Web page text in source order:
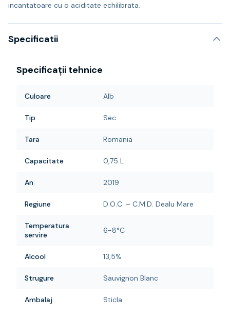
incantatoare cu o aciditate echilibrata.
Specificatii
Specificații tehnice
Culoare Alb
Tip Sec
Tara Romania
Capacitate 0,75 L
An 2019
Regiune D.O.C. – C.M.D. Dealu Mare
Temperatura
servire
6-8°C
Alcool 13,5%
Strugure Sauvignon Blanc
Ambalaj Sticla